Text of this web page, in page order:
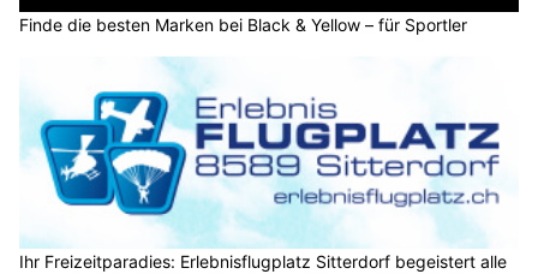
Finde die besten Marken bei Black & Yellow – für Sportler
Ihr Freizeitparadies: Erlebnisflugplatz Sitterdorf begeistert alle